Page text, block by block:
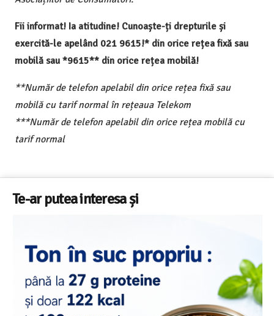
Fii informat! Ia atitudine! Cunoaște-ți drepturile și
exercită-le apelând 021 9615!* din orice rețea fixă sau
mobilă sau *9615** din orice rețea mobilă!
**Număr de telefon apelabil din orice rețea fixă sau
mobilă cu tarif normal în rețeaua Telekom
***Număr de telefon apelabil din orice rețea mobilă cu
tarif normal
Te-ar putea interesa și